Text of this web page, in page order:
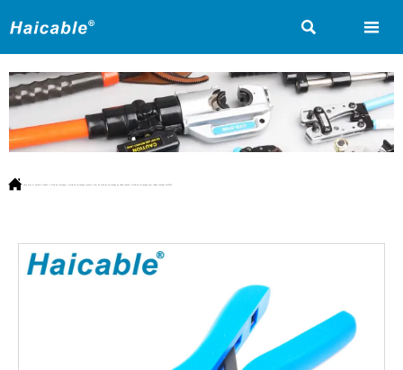
 
 Produit Pour les outils de sertissage de câble coaxial Outils de sertissage pour câbles coaxiaux AN-336C